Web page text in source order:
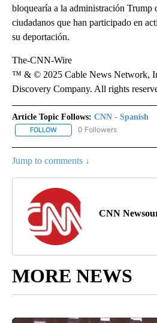
bloquearía a la administración Trump
ciudadanos que han participado en
su deportación.
The-CNN-Wire
™ & © 2025 Cable News Network,
Discovery Company. All rights
Article Topic Follows: CNN - Spanish
FOLLOW FOLLOW "CNN - SPANISH" TO
0 Followers
Jump to comments ↓
CNN
MORE NEWS